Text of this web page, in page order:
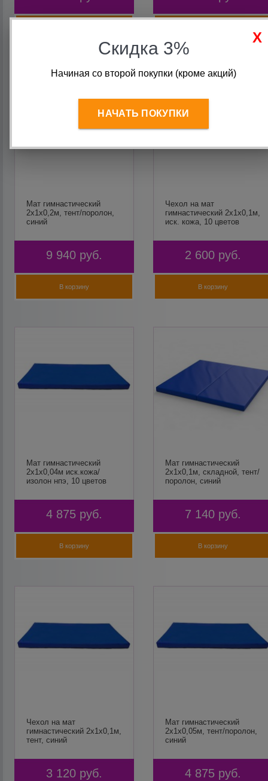
Мат гимнастический
2х1х0,2м, тент/поролон,
синий
9 940 руб.
В корзину
Чехол на мат
гимнастический 2х1х0,1м,
иск. кожа, 10 цветов
2 600 руб.
В корзину
Мат гимнастический
2х1х0,04м иск.кожа/
изолон нпэ, 10 цветов
4 875 руб.
В корзину
Мат гимнастический
2х1х0,1м, складной, тент/
поролон, синий
7 140 руб.
В корзину
Чехол на мат
гимнастический 2х1х0,1м,
тент, синий
3 120 руб.
Мат гимнастический
2х1х0,05м, тент/поролон,
синий
4 875 руб.
Скидка 3%
Начиная со второй покупки (кроме акций)
НАЧАТЬ ПОКУПКИ